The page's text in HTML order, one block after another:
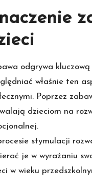
odgrywa
właśnie ten
Poprzez
dzieciom na
stymulacji
je w wyrażaniu
w wieku